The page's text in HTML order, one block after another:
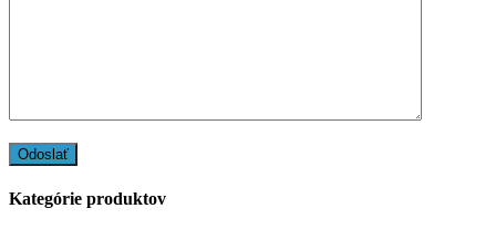
Kategórie produktov